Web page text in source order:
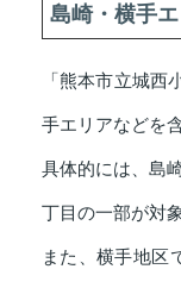
島崎・横手
「熊本市立城西
手エリアなどを
具体的には、島
丁目の一部が対
また、横手地区